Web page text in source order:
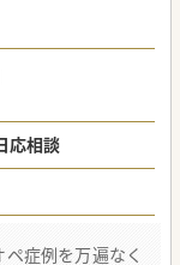
床のICUはほぼ
資を推進中の病
患者さんの身体
先進的な体制を
応相談
症例を万遍なく